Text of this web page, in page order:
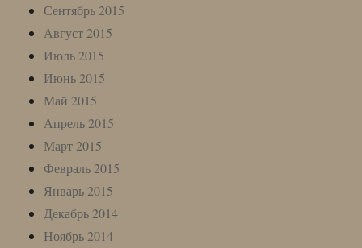
Сентябрь 2015
Август 2015
Июль 2015
Июнь 2015
Май 2015
Апрель 2015
Март 2015
Февраль 2015
Январь 2015
Декабрь 2014
Ноябрь 2014